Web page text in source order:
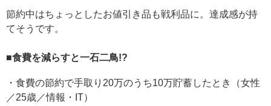
節約中はちょっとしたお値引き品も戦利品に。達成感が持
てそうです。
■食費を減らすと一石二鳥!?
・食費の節約で手取り20万のうち10万貯蓄したとき（女性
／25歳／情報・IT）